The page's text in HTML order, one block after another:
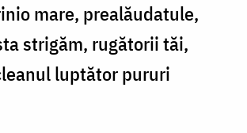
mare, prealăudatule,
strigăm, rugătorii tăi,
luptător pururi